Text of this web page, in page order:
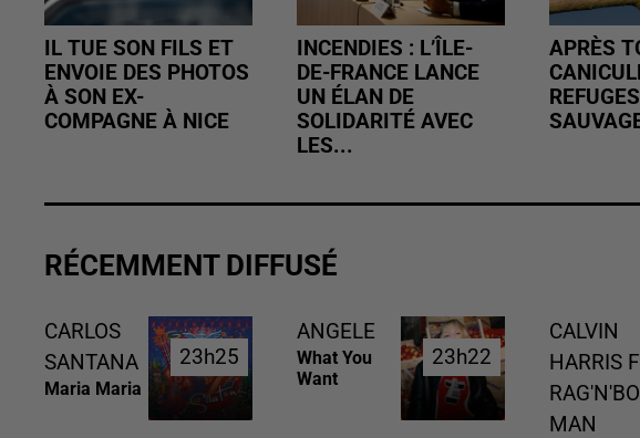
IL TUE SON FILS ET
ENVOIE DES PHOTOS
À SON EX-
COMPAGNE À NICE
INCENDIES : L’ÎLE-
DE-FRANCE LANCE
UN ÉLAN DE
SOLIDARITÉ AVEC
LES...
APRÈS
RÉCEMMENT DIFFUSÉ
CARLOS
SANTANA
Maria Maria
23h25
23h25
ANGELE
What You
Want
23h22
23h22
CALVIN
HARRIS
MAN